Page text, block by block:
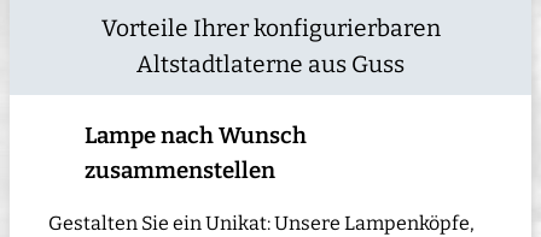
Vorteile Ihrer konfigurierbaren
Altstadtlaterne aus Guss
Lampe nach Wunsch
zusammenstellen
Gestalten Sie ein Unikat: Unsere Lampenköpfe,